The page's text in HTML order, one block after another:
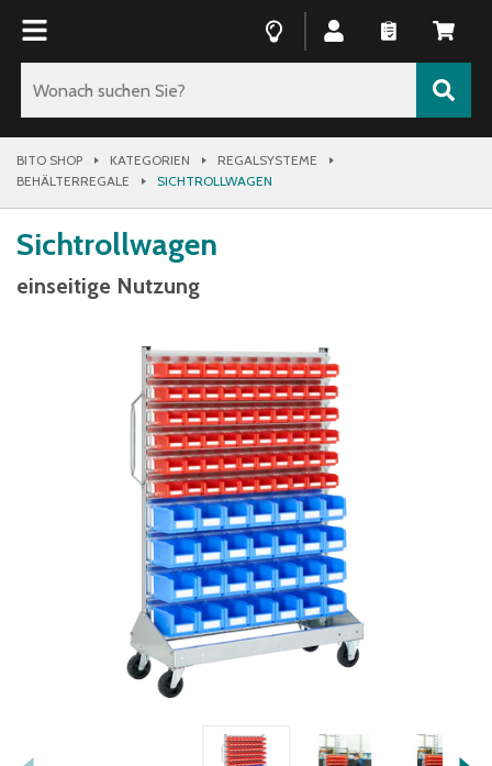
BITO SHOP KATEGORIEN
REGALSYSTEME
BEHÄLTERREGALE
SICHTROLLWAGEN
Sichtrollwagen
einseitige Nutzung